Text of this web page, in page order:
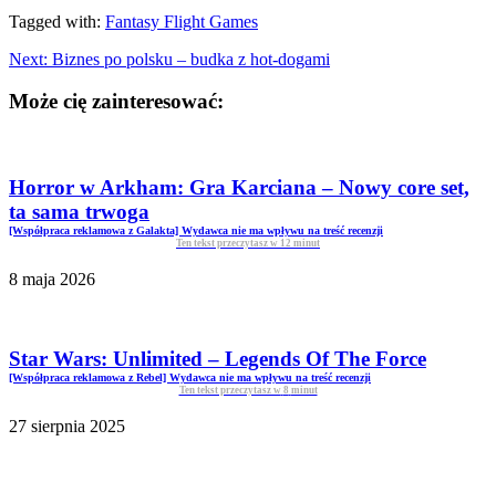
Tagged with: Fantasy Flight Games
Next: Biznes po polsku – budka z hot-dogami
Może cię zainteresować:
Horror w Arkham: Gra Karciana – Nowy core set,
ta sama trwoga
[Współpraca reklamowa z Galakta] Wydawca nie ma wpływu na treść recenzji
Ten tekst przeczytasz w 12 minut
8 maja 2026
Star Wars: Unlimited – Legends Of The Force
[Współpraca reklamowa z Rebel] Wydawca nie ma wpływu na treść recenzji
Ten tekst przeczytasz w 8 minut
27 sierpnia 2025